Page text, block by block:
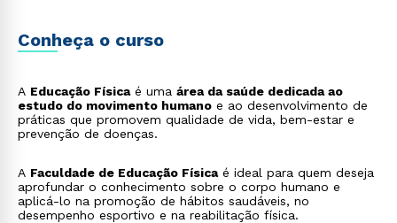
Conheça o curso
A Educação Físicaé uma área da saúde dedicada ao
estudo do movimento humano e ao desenvolvimento de
práticas que promovem qualidade de vida, bem-estar e
prevenção de doenças.
A Faculdade de Educação Físicaé ideal para quem deseja
aprofundar o conhecimento sobre o corpo humano e
aplicá-lo na promoção de hábitos saudáveis, no
desempenho esportivo e na reabilitação física.